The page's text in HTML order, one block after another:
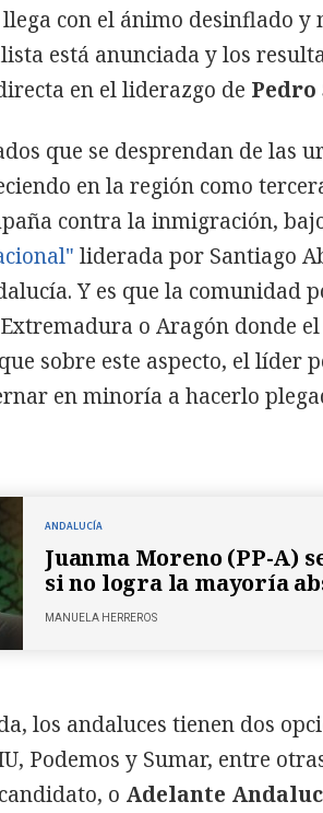
con el ánimo desinflado
está anunciada y los
en el liderazgo de Pedro
que se desprendan de las
en la región como
contra la inmigración,
liderada por Santiago
Y es que la comunidad
o Aragón donde
sobre este aspecto, el líder
en minoría a hacerlo
ANDALUCÍA
Juanma Moreno (PP-A)
si no logra la mayoría
MANUELA HERREROS
los andaluces tienen dos
Podemos y Sumar, entre
o Adelante